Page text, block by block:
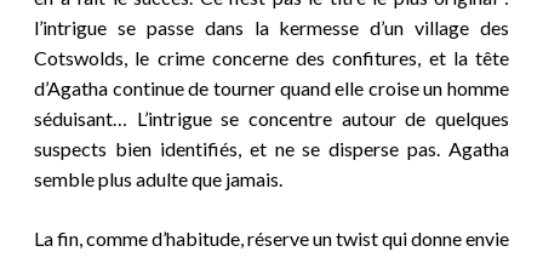
l’intrigue se passe dans la kermesse d’un village des
Cotswolds, le crime concerne des confitures, et la tête
d’Agatha continue de tourner quand elle croise un homme
séduisant… L’intrigue se concentre autour de quelques
suspects bien identifiés, et ne se disperse pas. Agatha
semble plus adulte que jamais.
La fin, comme d’habitude, réserve un twist qui donne envie